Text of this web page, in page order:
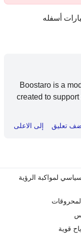
أسفله
Boostaro is a
created to
تعليق إلى الاعلى
لمواكبة الرؤية
قوية